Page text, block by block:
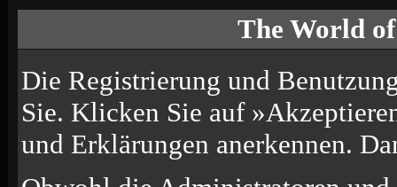
The World
Die Registrierung und
Sie. Klicken Sie auf
und Erklärungen anerkennen.